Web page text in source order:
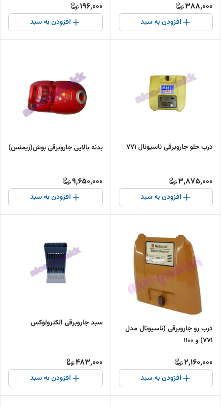
388,000
افزودن به سبد
196,000
افزودن به سبد
درب جلو جاروبرقی ناسیونال ۷۷۱
3,875,000
افزودن به سبد
بدنه بالایی جاروبرقی بوش(زیمنس)
9,650,000
افزودن به سبد
درب رو جاروبرقی (ناسیونال مدل
771) و 1100
2,160,000
افزودن به سبد
سبد جاروبرقی الکترولوکس
483,000
افزودن به سبد